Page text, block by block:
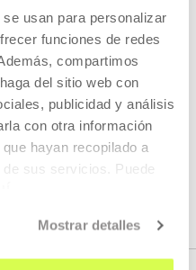
usan para personalizar
funciones de redes
compartimos
del sitio web con
publicidad y análisis
con otra información
hayan recopilado a
sus servicios. Puede
Mostrar detalles
cuadro le ocurrirá lo
y con el muro. Y a la
la ventana. ¿No será que
a este punto, qué
de Materia me